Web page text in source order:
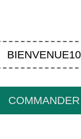
BIENVENUE10
COMMANDER